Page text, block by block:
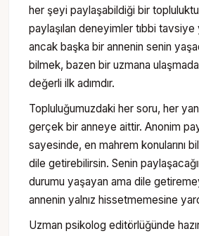
her şeyi paylaşabildiği bir
paylaşılan deneyimler tıbbi
ancak başka bir annenin senin
bilmek, bazen bir uzmana
değerli ilk adımdır.
Topluluğumuzdaki her soru, her
gerçek bir anneye aittir. Anonim
sayesinde, en mahrem konularını
dile getirebilirsin. Senin
durumu yaşayan ama dile
annenin yalnız hissetmemesine
Uzman psikolog editörlüğünde